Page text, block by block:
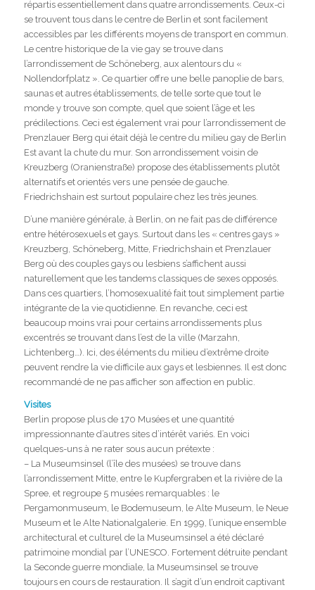
répartis essentiellement dans quatre arrondissements. Ceux-ci
se trouvent tous dans le centre de Berlin et sont facilement
accessibles par les différents moyens de transport en commun.
Le centre historique de la vie gay se trouve dans
l’arrondissement de Schöneberg, aux alentours du «
Nollendorfplatz ». Ce quartier offre une belle panoplie de bars,
saunas et autres établissements, de telle sorte que tout le
monde y trouve son compte, quel que soient l’âge et les
prédilections. Ceci est également vrai pour l’arrondissement de
Prenzlauer Berg qui était déjà le centre du milieu gay de Berlin
Est avant la chute du mur. Son arrondissement voisin de
Kreuzberg (Oranienstraße) propose des établissements plutôt
alternatifs et orientés vers une pensée de gauche.
Friedrichshain est surtout populaire chez les très jeunes.
D’une manière générale, à Berlin, on ne fait pas de différence
entre hétérosexuels et gays. Surtout dans les « centres gays »
Kreuzberg, Schöneberg, Mitte, Friedrichshain et Prenzlauer
Berg où des couples gays ou lesbiens s’affichent aussi
naturellement que les tandems classiques de sexes opposés.
Dans ces quartiers, l’homosexualité fait tout simplement partie
intégrante de la vie quotidienne. En revanche, ceci est
beaucoup moins vrai pour certains arrondissements plus
excentrés se trouvant dans l’est de la ville (Marzahn,
Lichtenberg…). Ici, des éléments du milieu d’extrême droite
peuvent rendre la vie difficile aux gays et lesbiennes. Il est donc
recommandé de ne pas afficher son affection en public.
Visites
Berlin propose plus de 170 Musées et une quantité
impressionnante d’autres sites d’intérêt variés. En voici
quelques-uns à ne rater sous aucun prétexte :
– La Museumsinsel (l’île des musées) se trouve dans
l’arrondissement Mitte, entre le Kupfergraben et la rivière de la
Spree, et regroupe 5 musées remarquables : le
Pergamonmuseum, le Bodemuseum, le Alte Museum, le Neue
Museum et le Alte Nationalgalerie. En 1999, l’unique ensemble
architectural et culturel de la Museumsinsel a été déclaré
patrimoine mondial par l’UNESCO. Fortement détruite pendant
la Seconde guerre mondiale, la Museumsinsel se trouve
toujours en cours de restauration. Il s’agit d’un endroit captivant